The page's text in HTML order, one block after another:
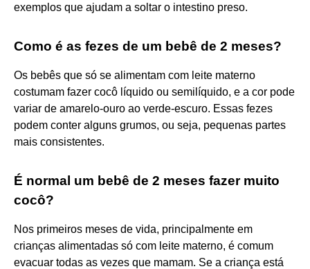
exemplos que ajudam a soltar o intestino preso.
Como é as fezes de um bebê de 2 meses?
Os bebês que só se alimentam com leite materno
costumam fazer cocô líquido ou semilíquido, e a cor pode
variar de amarelo-ouro ao verde-escuro. Essas fezes
podem conter alguns grumos, ou seja, pequenas partes
mais consistentes.
É normal um bebê de 2 meses fazer muito
cocô?
Nos primeiros meses de vida, principalmente em
crianças alimentadas só com leite materno, é comum
evacuar todas as vezes que mamam. Se a criança está